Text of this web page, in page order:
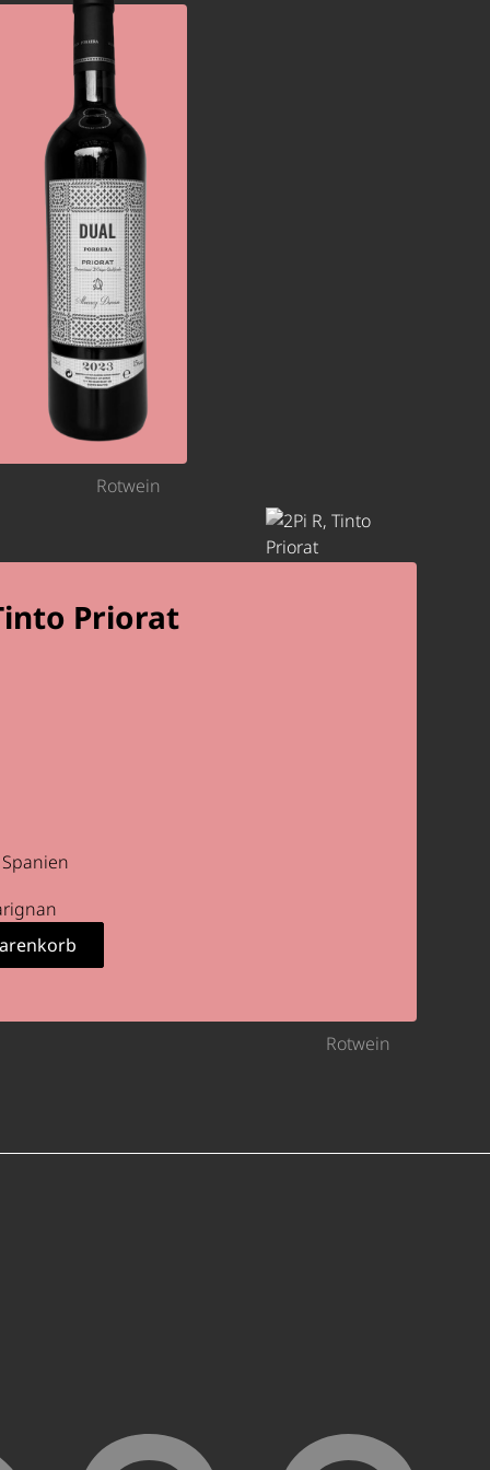
Rotwein
Priorat
Spanien
Rotwein